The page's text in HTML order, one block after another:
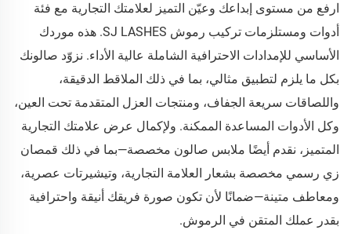
ارفع من مستوى إبداعك وعيّن التميز لعلامتك التجارية مع فئة
أدوات ومستلزمات تركيب رموش SJ LASHES. هذه موردك
الأساسي للإمدادات الاحترافية الشاملة عالية الأداء. نزوّد صالونك
بكل ما يلزم لتطبيق مثالي، بما في ذلك الملاقط الدقيقة،
واللصاقات سريعة الجفاف، ومنتجات العزل المتقدمة تحت العين،
وكل الأدوات المساعدة الممكنة. ولإكمال عرض علامتك التجارية
المتميز، نقدم أيضًا ملابس صالون مخصصة—بما في ذلك قمصان
زي رسمي مخصصة بشعار العلامة التجارية، وتيشيرتات عصرية،
ومعاطف متينة—ضمانًا لأن تكون صورة فريقك أنيقة واحترافية
بقدر عملك المتقن في الرموش.